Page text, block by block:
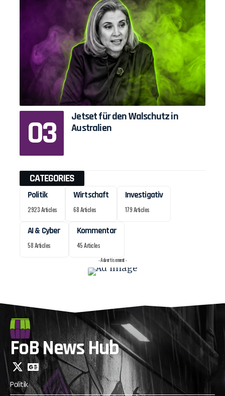
Jetset für den Walschutz in
Australien
CATEGORIES
Politik
2923 Articles
Wirtschaft
68 Articles
Investigativ
179 Articles
AI & Cyber
58 Articles
Kommentar
45 Articles
- Advertisement -
FoB News Hub
Politik